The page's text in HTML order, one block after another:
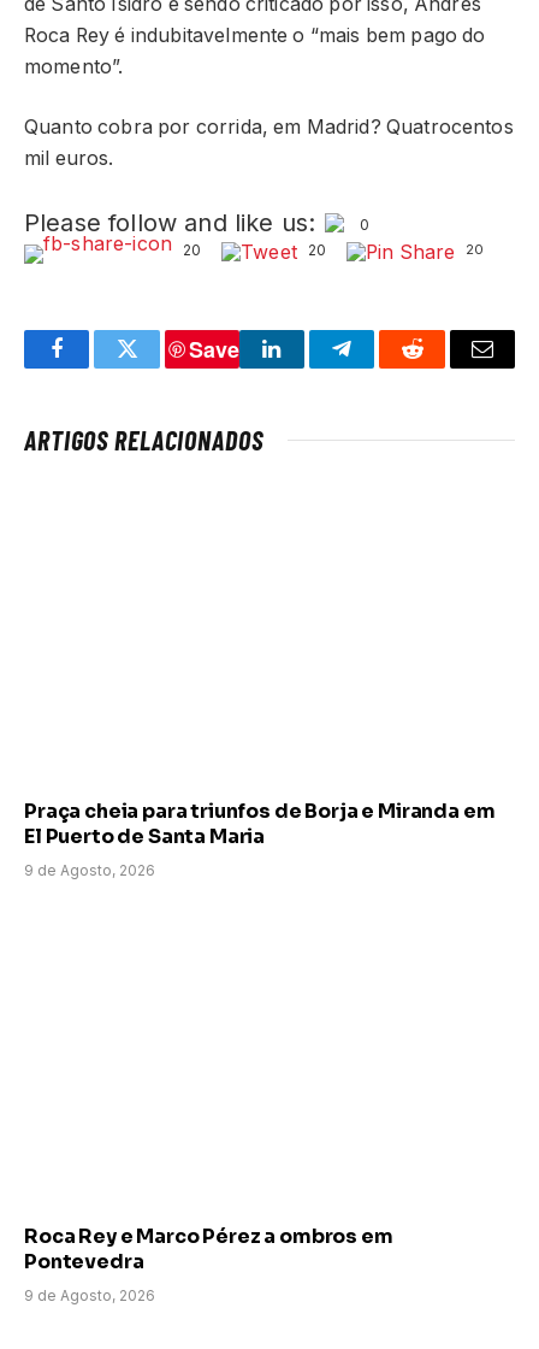
Roca Rey é indubitavelmente o “mais bem pago do
momento”.
Quanto cobra por corrida, em Madrid? Quatrocentos
mil euros.
Please follow and like us:
0
20
20 20
FacebookTwitter
Save
LinkedInTelegramReddit Email
ARTIGOS RELACIONADOS
Praça cheia para triunfos de Borja e Miranda em
El Puerto de Santa Maria
9 de Agosto, 2026
Roca Rey e Marco Pérez a ombros em
Pontevedra
9 de Agosto, 2026